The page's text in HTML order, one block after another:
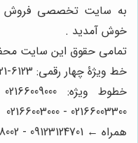
به سایت تخصصی فروش
خوش آمدید .
تمامی حقوق این سایت
خط ویژۀ چهار رقمی: 6123-021
02166003300 - 02166003000
همراه ← 09123124701 - 09122108002 - 09122200108